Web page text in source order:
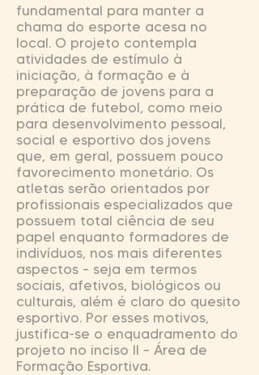
fundamental para manter a
chama do esporte acesa no
local. O projeto contempla
atividades de estímulo à
iniciação, à formação e à
preparação de jovens para a
prática de futebol, como meio
para desenvolvimento pessoal,
social e esportivo dos jovens
que, em geral, possuem pouco
favorecimento monetário. Os
atletas serão orientados por
profissionais especializados que
possuem total ciência de seu
papel enquanto formadores de
indivíduos, nos mais diferentes
aspectos – seja em termos
sociais, afetivos, biológicos ou
culturais, além é claro do quesito
esportivo. Por esses motivos,
justifica-se o enquadramento do
projeto no inciso II – Área de
Formação Esportiva.